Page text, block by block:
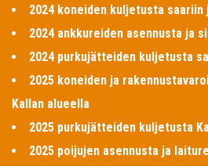
2024 koneiden kuljetusta saariin
2024 ankkureiden asennusta ja
2024 purkujätteiden kuljetusta
2025 koneiden ja
Kallan alueella
2025 purkujätteiden kuljetusta
2025 poijujen asennusta ja